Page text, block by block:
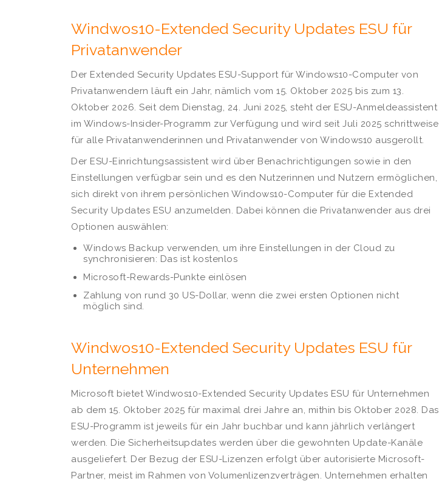
Windwos10-Extended Security Updates ESU für
Privatanwender
Der Extended Security Updates ESU-Support für Windows10-Computer von
Privatanwendern läuft ein Jahr, nämlich vom 15. Oktober 2025 bis zum 13.
Oktober 2026. Seit dem Dienstag, 24. Juni 2025, steht der ESU-Anmeldeassistent
im Windows-Insider-Programm zur Verfügung und wird seit Juli 2025 schrittweise
für alle Privatanwenderinnen und Privatanwender von Windows10 ausgerollt.
Der ESU-Einrichtungsassistent wird über Benachrichtigungen sowie in den
Einstellungen verfügbar sein und es den Nutzerinnen und Nutzern ermöglichen,
sich direkt von ihrem persönlichen Windows10-Computer für die Extended
Security Updates ESU anzumelden. Dabei können die Privatanwender aus drei
Optionen auswählen:
Windows Backup verwenden, um ihre Einstellungen in der Cloud zu
synchronisieren: Das ist kostenlos
Microsoft-Rewards-Punkte einlösen
Zahlung von rund 30 US-Dollar, wenn die zwei ersten Optionen nicht
möglich sind.
Windwos10-Extended Security Updates ESU für
Unternehmen
Microsoft bietet Windwos10-Extended Security Updates ESU für Unternehmen
ab dem 15. Oktober 2025 für maximal drei Jahre an, mithin bis Oktober 2028. Das
ESU-Programm ist jeweils für ein Jahr buchbar und kann jährlich verlängert
werden. Die Sicherheitsupdates werden über die gewohnten Update-Kanäle
ausgeliefert. Der Bezug der ESU-Lizenzen erfolgt über autorisierte Microsoft-
Partner, meist im Rahmen von Volumenlizenzverträgen. Unternehmen erhalten